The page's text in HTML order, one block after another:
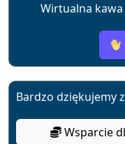
Wirtualna
Bardzo dziękujemy
Wsparcie